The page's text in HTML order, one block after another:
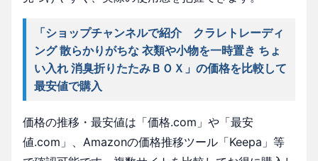
「ショップチャンネルで紹介 クラレトレーディ
ング 散らかりがちな 衣類や小物を一時置き ちょ
い入れ 消臭折りたたみＢＯＸ」の価格を比較して
最安値で購入
価格の推移・最安値は「価格.com」や「最安
値.com」、Amazonの価格推移ツール「Keepa」等